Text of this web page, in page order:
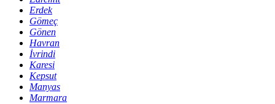
Erdek
Gömeç
Gönen
Havran
İvrindi
Karesi
Kepsut
Manyas
Marmara